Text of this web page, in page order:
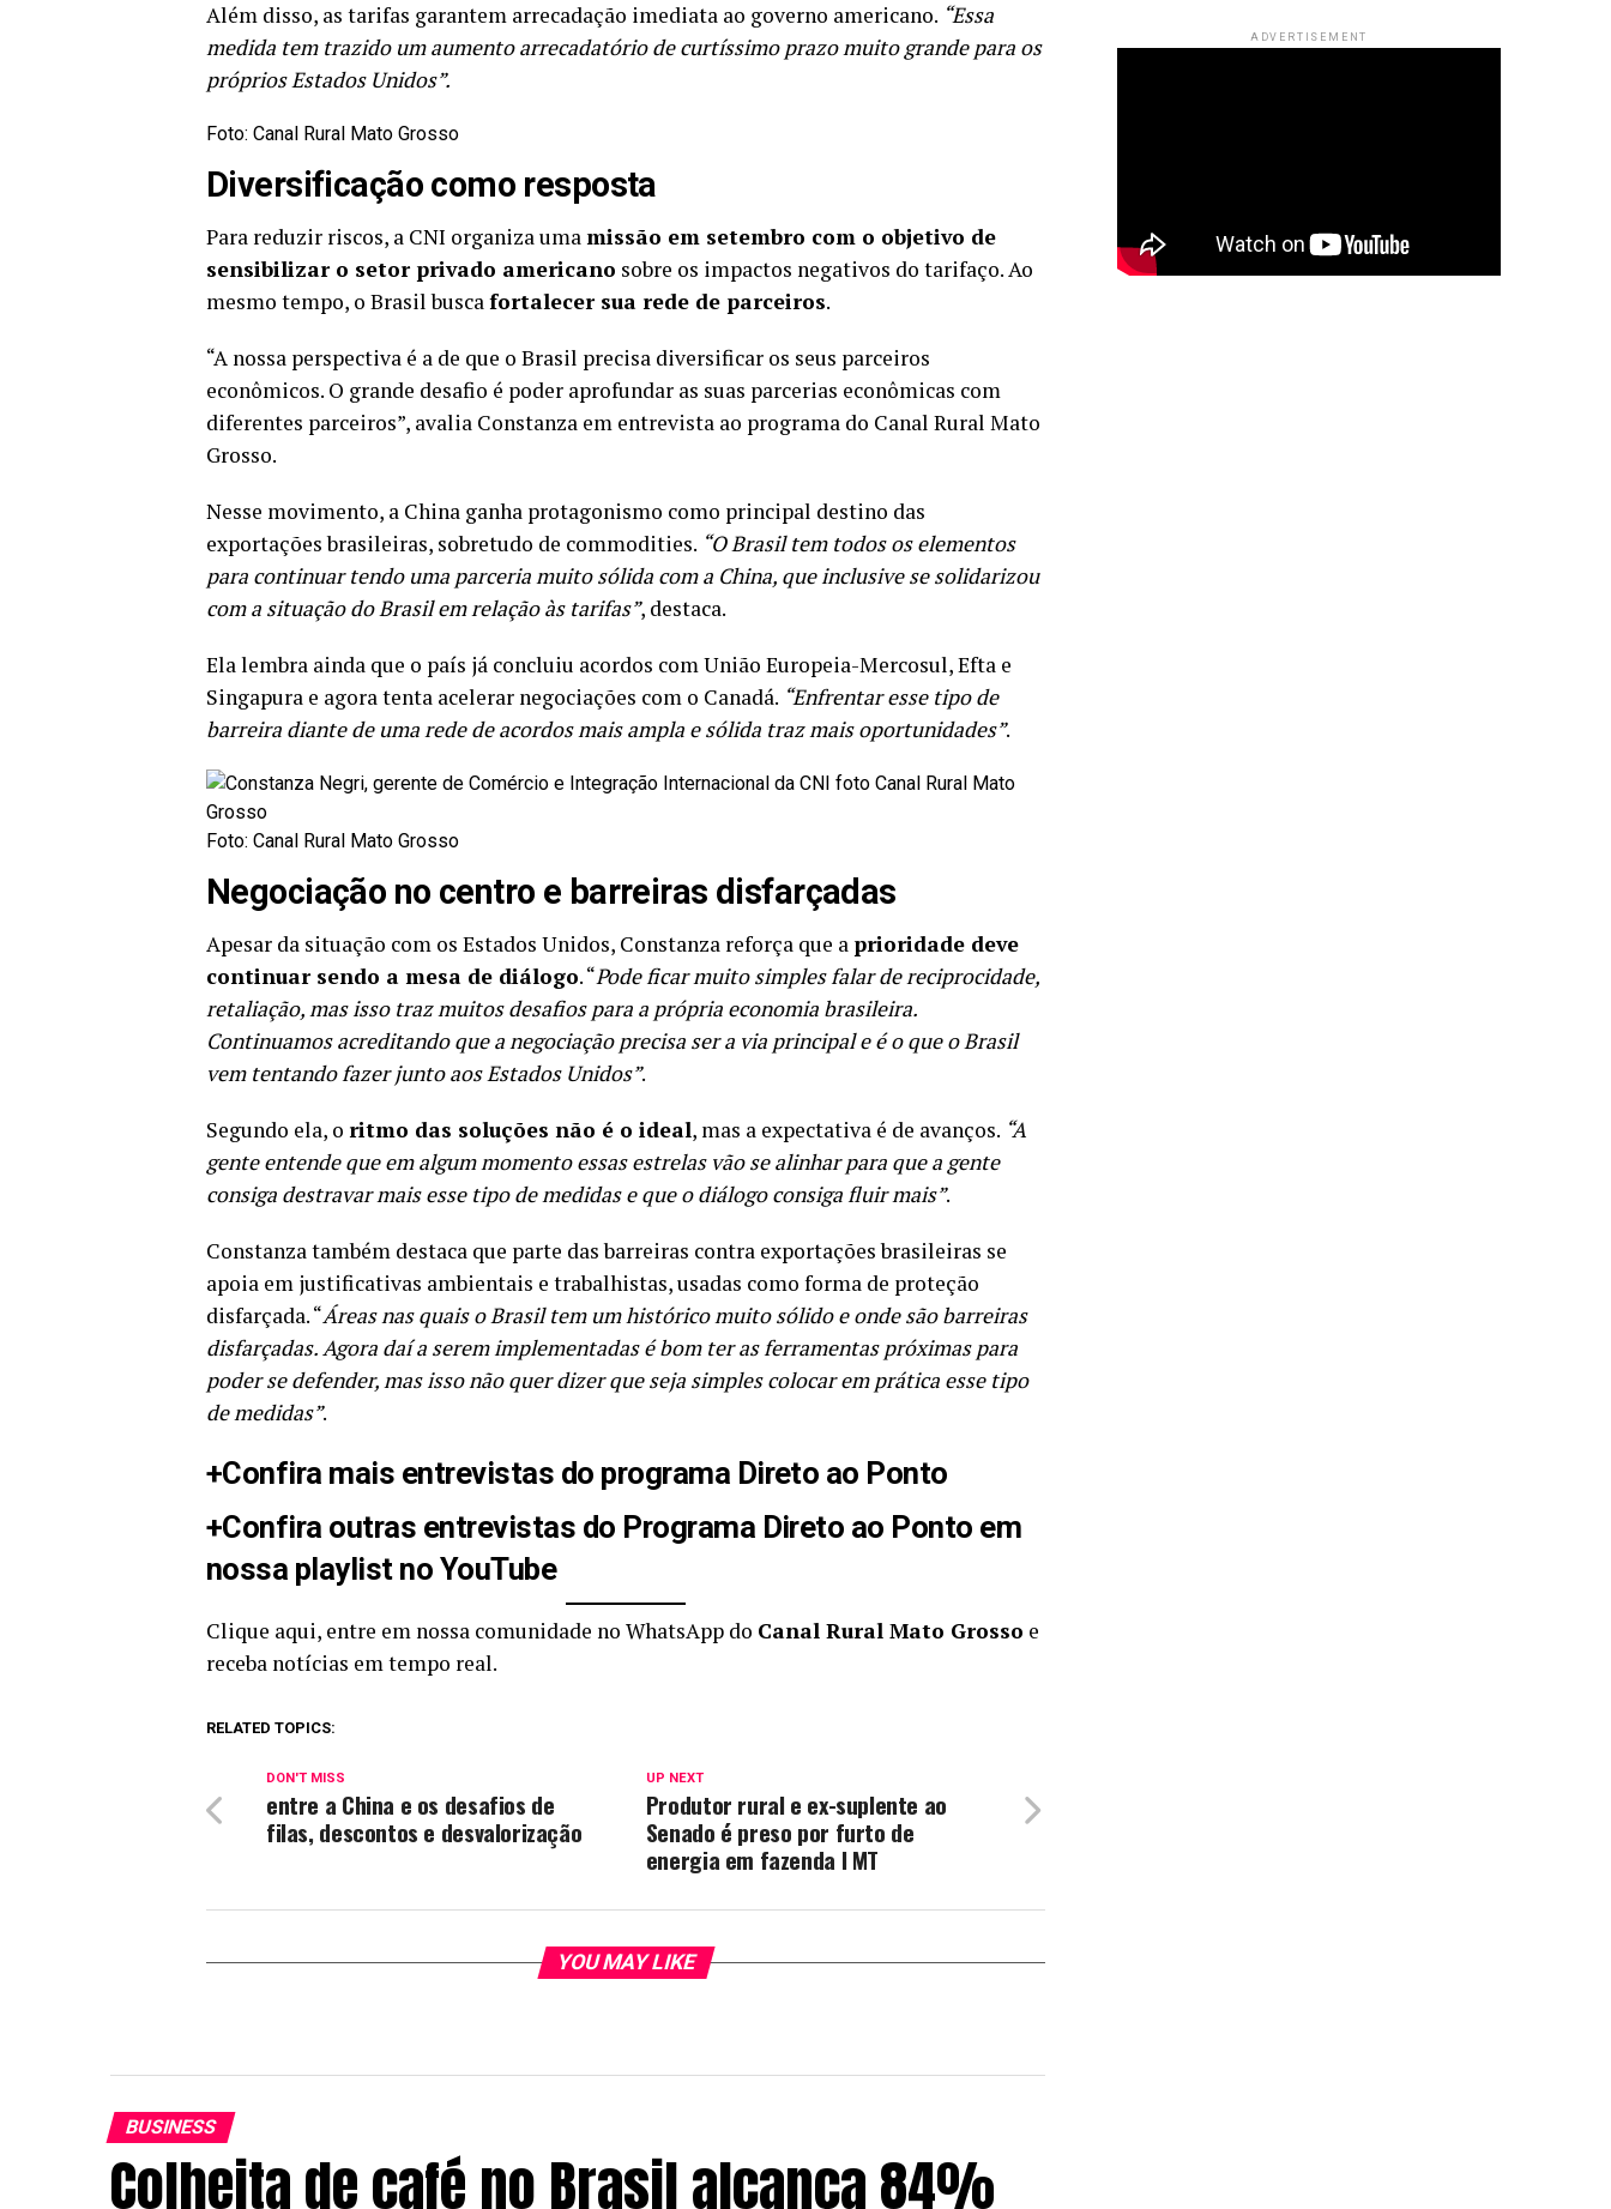
Além disso, as tarifas garantem arrecadação imediata ao governo americano. “Essa
medida tem trazido um aumento arrecadatório de curtíssimo prazo muito grande para os
próprios Estados Unidos”.
Foto: Canal Rural Mato Grosso
Diversificação como resposta
Para reduzir riscos, a CNI organiza umamissão em setembro com o objetivo de
sensibilizar o setor privado americano sobre os impactos negativos do tarifaço. Ao
mesmo tempo, o Brasil buscafortalecer sua rede de parceiros.
“A nossa perspectiva é a de que o Brasil precisa diversificar os seus parceiros
econômicos. O grande desafio é poder aprofundar as suas parcerias econômicas com
diferentes parceiros”, avalia Constanza em entrevista ao programa do Canal Rural Mato
Grosso.
Nesse movimento, a China ganha protagonismo como principal destino das
exportações brasileiras, sobretudo de commodities. “O Brasil tem todos os elementos
para continuar tendo uma parceria muito sólida com a China, que inclusive se solidarizou
com a situação do Brasil em relação às tarifas”, destaca.
Ela lembra ainda que o país já concluiu acordos com União Europeia-Mercosul, Efta e
Singapura e agora tenta acelerar negociações com o Canadá. “Enfrentar esse tipo de
barreira diante de uma rede de acordos mais ampla e sólida traz mais oportunidades”.
Foto: Canal Rural Mato Grosso
Negociação no centro e barreiras disfarçadas
Apesar da situação com os Estados Unidos, Constanza reforça que a prioridade deve
continuar sendo a mesa de diálogo. “Pode ficar muito simples falar de reciprocidade,
retaliação, mas isso traz muitos desafios para a própria economia brasileira.
Continuamos acreditando que a negociação precisa ser a via principal e é o que o Brasil
vem tentando fazer junto aos Estados Unidos”.
Segundo ela, o ritmo das soluções não é o ideal, mas a expectativa é de avanços. “A
gente entende que em algum momento essas estrelas vão se alinhar para que a gente
consiga destravar mais esse tipo de medidas e que o diálogo consiga fluir mais”.
Constanza também destaca que parte das barreiras contra exportações brasileiras se
apoia em justificativas ambientais e trabalhistas, usadas como forma de proteção
disfarçada. “Áreas nas quais o Brasil tem um histórico muito sólido e onde são barreiras
disfarçadas. Agora daí a serem implementadas é bom ter as ferramentas próximas para
poder se defender, mas isso não quer dizer que seja simples colocar em prática esse tipo
de medidas”.
+Confira mais entrevistas do programa Direto ao Ponto
+Confira outras entrevistas do Programa Direto ao Ponto em
nossa playlist no YouTube
Clique aqui, entre em nossa comunidade no WhatsApp do Canal Rural Mato Grosso e
receba notícias em tempo real.
RELATED TOPICS:
UP NEXT
Produtor rural e ex-suplente ao
Senado é preso por furto de
energia em fazenda I MT
DON'T MISS
entre a China e os desafios de
filas, descontos e desvalorização
YOU MAY LIKE
BUSINESS
Colheita de café no Brasil alcança 84%
ADVERTISEMENT